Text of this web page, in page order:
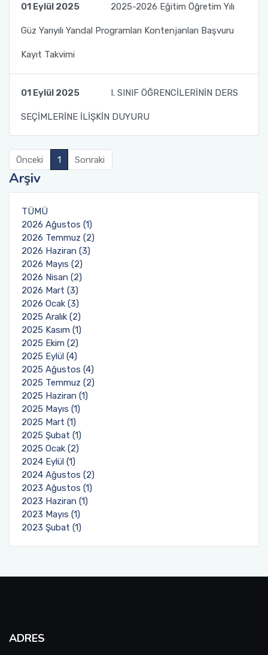
01 Eylül 2025 2025-2026 Eğitim Öğretim Yılı
Güz Yarıyılı Yandal Programları Kontenjanları Başvuru
Kayıt Takvimi
01 Eylül 2025 I. SINIF ÖĞRENCİLERİNİN DERS
SEÇİMLERİNE İLİŞKİN DUYURU
Önceki 1 Sonraki
Arşiv
TÜMÜ
2026 Ağustos (1)
2026 Temmuz (2)
2026 Haziran (3)
2026 Mayıs (2)
2026 Nisan (2)
2026 Mart (3)
2026 Ocak (3)
2025 Aralık (2)
2025 Kasım (1)
2025 Ekim (2)
2025 Eylül (4)
2025 Ağustos (4)
2025 Temmuz (2)
2025 Haziran (1)
2025 Mayıs (1)
2025 Mart (1)
2025 Şubat (1)
2025 Ocak (2)
2024 Eylül (1)
2024 Ağustos (2)
2023 Ağustos (1)
2023 Haziran (1)
2023 Mayıs (1)
2023 Şubat (1)
ADRES
Sosyal Transkript Uygulaması